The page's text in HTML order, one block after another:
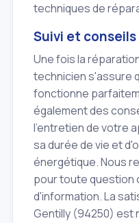
techniques de
Suivi et
Une fois la
technicien s'assure
fonctionne
également des
l'entretien de votre
sa durée de vie et
énergétique. Nous
pour toute question
d'information. La
Gentilly (94250) est